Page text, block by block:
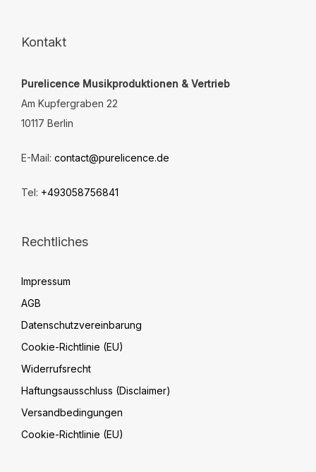
werden
Kontakt
Purelicence Musikproduktionen & Vertrieb
Am Kupfergraben 22
10117 Berlin
E-Mail: contact@purelicence.de
Tel: +493058756841
Rechtliches
Impressum
AGB
Datenschutzvereinbarung
Cookie-Richtlinie (EU)
Widerrufsrecht
Haftungsausschluss (Disclaimer)
Versandbedingungen
Cookie-Richtlinie (EU)